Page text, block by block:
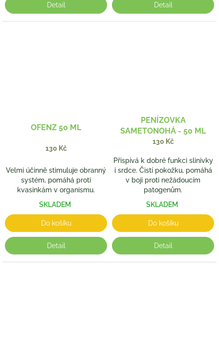
Detail Detail
OFENZ 50 ML
130 Kč
Velmi účinně stimuluje obranný
systém, pomáhá proti
kvasinkám v organismu.
SKLADEM
Do košíku
Detail
PENÍZOVKA
SAMETONOHÁ - 50 ML
130 Kč
Přispívá k dobré funkci slinivky
i srdce. Čistí pokožku, pomáhá
v boji proti nežádoucím
patogenům.
SKLADEM
Do košíku
Detail